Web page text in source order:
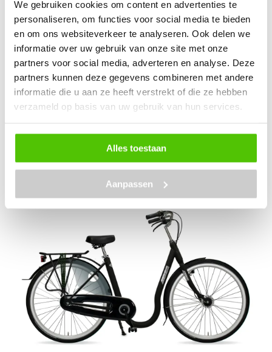
We gebruiken cookies om content en advertenties te
personaliseren, om functies voor social media te bieden
en om ons websiteverkeer te analyseren. Ook delen we
informatie over uw gebruik van onze site met onze
partners voor social media, adverteren en analyse. Deze
partners kunnen deze gegevens combineren met andere
informatie die u aan ze heeft verstrekt of die ze hebben
verzameld op basis van uw gebruik van hun services.
Alles toestaan
Aanpassen
instap, waardoor je gemakkelijk op de fiets kunt
stappen. De modellen die wij beschikbaar hebben zijn
onder andere:
De Azor petit, speciaal voor dames met een lage
intap
De Azor PKW Premium
De E Cargo-Long bakfiets
verschillende kleuren en stijlen. Bekijk ons assortiment